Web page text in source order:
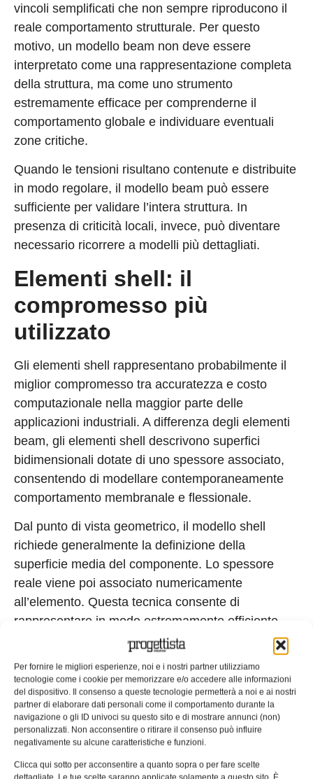
Per fornire le migliori esperienze, noi e i nostri partner utilizziamo
tecnologie come i cookie per memorizzare e/o accedere alle informazioni
del dispositivo. Il consenso a queste tecnologie permetterà a noi e ai nostri
partner di elaborare dati personali come il comportamento durante la
navigazione o gli ID univoci su questo sito e di mostrare annunci (non)
personalizzati. Non acconsentire o ritirare il consenso può influire
negativamente su alcune caratteristiche e funzioni.
Clicca qui sotto per acconsentire a quanto sopra o per fare scelte
vincoli semplificati che non sempre riproducono il
reale comportamento strutturale. Per questo
motivo, un modello beam non deve essere
interpretato come una rappresentazione completa
della struttura, ma come uno strumento
estremamente efficace per comprenderne il
comportamento globale e individuare eventuali
zone critiche.
Quando le tensioni risultano contenute e distribuite
in modo regolare, il modello beam può essere
sufficiente per validare l’intera struttura. In
presenza di criticità locali, invece, può diventare
necessario ricorrere a modelli più dettagliati.
Elementi shell: il
compromesso più
utilizzato
Gli elementi shell rappresentano probabilmente il
miglior compromesso tra accuratezza e costo
computazionale nella maggior parte delle
applicazioni industriali. A differenza degli elementi
beam, gli elementi shell descrivono superfici
bidimensionali dotate di uno spessore associato,
consentendo di modellare contemporaneamente
comportamento membranale e flessionale.
Dal punto di vista geometrico, il modello shell
richiede generalmente la definizione della
superficie media del componente. Lo spessore
reale viene poi associato numericamente
all’elemento. Questa tecnica consente di
rappresentare in modo estremamente efficiente
componenti sottili senza discretizzarne
Questo approccio risulta particolarmente utile nelle
strutture caratterizzate da travi corte o sezioni
geometricamente significative, come telai e
basamenti macchina, dove la semplificazione
monodimensionale può risultare eccessiva.